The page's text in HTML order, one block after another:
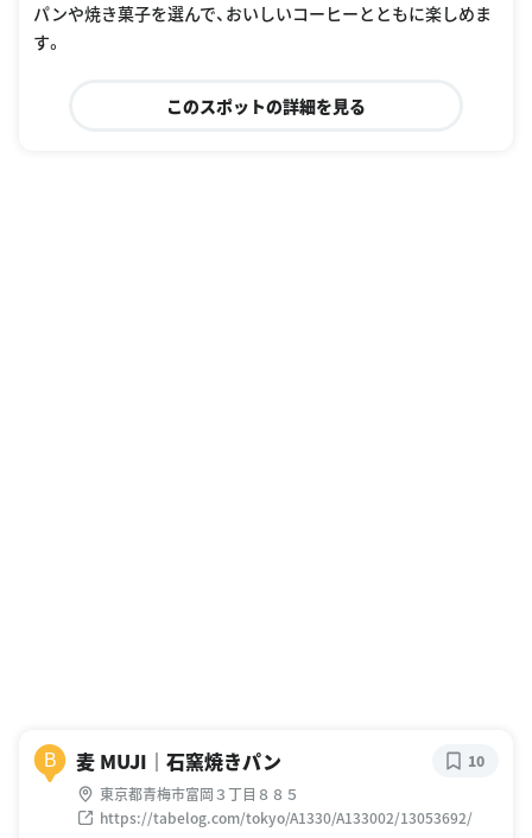
パンや焼き菓子を選んで、おいしいコーヒーとともに楽しめま
す。
このスポットの詳細を見る
B 麦 MUJI｜石窯焼きパン
東京都青梅市富岡３丁目８８５
https://tabelog.com/tokyo/A1330/A133002/13053692/
10